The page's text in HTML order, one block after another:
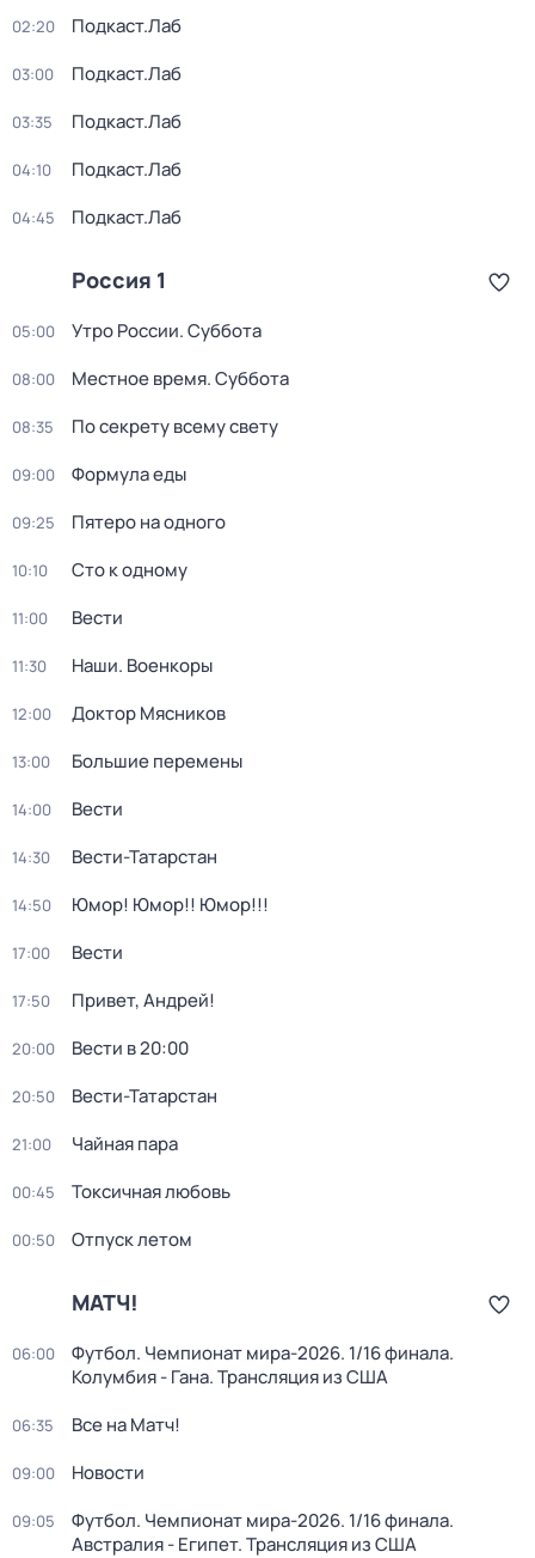
02:20 Подкаст.Лаб
03:00 Подкаст.Лаб
03:35 Подкаст.Лаб
04:10 Подкаст.Лаб
04:45 Подкаст.Лаб
Россия 1
05:00 Утро России. Суббота
08:00 Местное время. Суббота
08:35 По секрету всему свету
09:00 Формула еды
09:25 Пятеро на одного
10:10 Сто к одному
11:00 Вести
11:30 Наши. Военкоры
12:00 Доктор Мясников
13:00 Большие перемены
14:00 Вести
14:30 Вести-Татарстан
14:50 Юмор! Юмор!! Юмор!!!
17:00 Вести
17:50 Привет, Андрей!
20:00 Вести в 20:00
20:50 Вести-Татарстан
21:00 Чайная пара
00:45 Токсичная любовь
00:50 Отпуск летом
МАТЧ!
06:00
Футбол. Чемпионат мира-2026. 1/16 финала.
Колумбия - Гана. Трансляция из США
06:35 Все на Матч!
09:00 Новости
09:05
Футбол. Чемпионат мира-2026. 1/16 финала.
Австралия - Египет. Трансляция из США